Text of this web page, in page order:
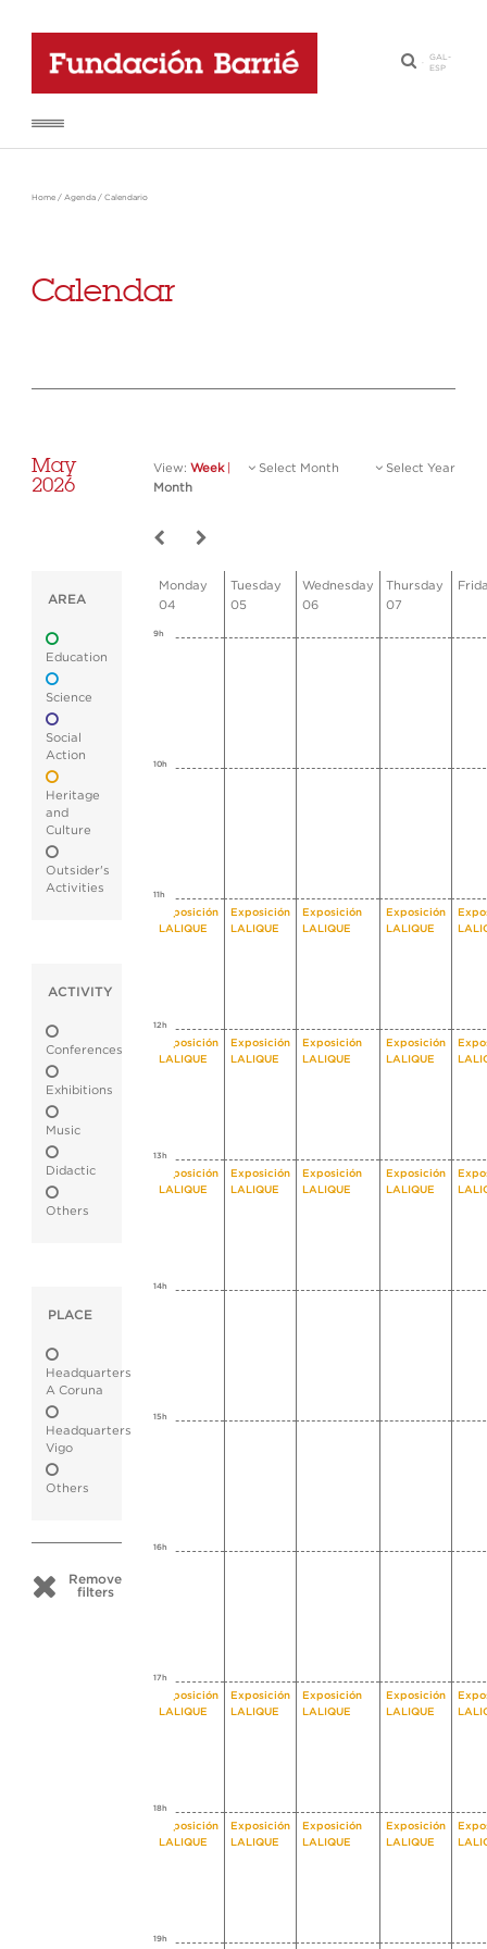
·
GAL-
ESP
Home / Agenda / Calendario
Calendar
May
2026
View: Week
Month
Select Month Select Year
AREA
Education
Science
Social
Action
Heritage
and
Culture
Outsider's
Activities
ACTIVITY
Conferences
Exhibitions
Music
Didactic
Others
PLACE
Headquarters
A Coruna
Headquarters
Vigo
Others
Remove
filters
Monday
04
Tuesday
05
Wednesday
06
Thursday
07
9h
10h
11h
Exposición
LALIQUE
Exposición
LALIQUE
Exposición
LALIQUE
Exposición
LALIQUE
12h
Exposición
LALIQUE
Exposición
LALIQUE
Exposición
LALIQUE
Exposición
LALIQUE
13h
Exposición
LALIQUE
Exposición
LALIQUE
Exposición
LALIQUE
Exposición
LALIQUE
14h
15h
16h
17h
Exposición
LALIQUE
Exposición
LALIQUE
Exposición
LALIQUE
Exposición
LALIQUE
18h
Exposición
LALIQUE
Exposición
LALIQUE
Exposición
LALIQUE
Exposición
LALIQUE
19h